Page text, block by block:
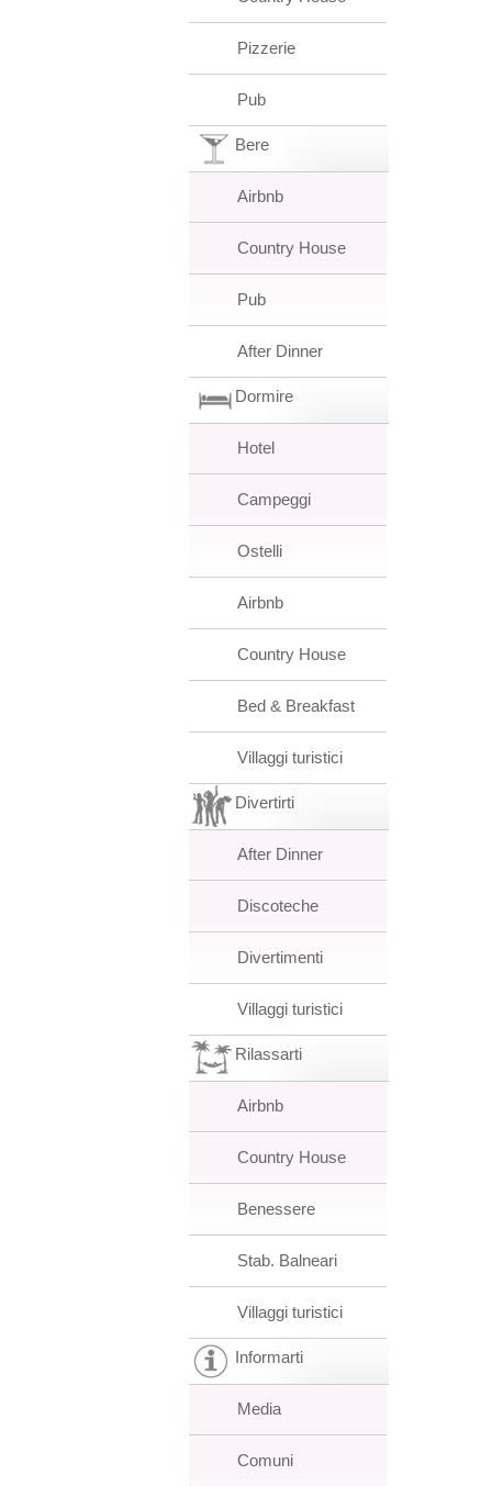
Pizzerie
Pub
Bere
Airbnb
Country House
Pub
After Dinner
Dormire
Hotel
Campeggi
Ostelli
Airbnb
Country House
Bed & Breakfast
Villaggi turistici
Divertirti
After Dinner
Discoteche
Divertimenti
Villaggi turistici
Rilassarti
Airbnb
Country House
Benessere
Stab. Balneari
Villaggi turistici
Informarti
Media
Comuni